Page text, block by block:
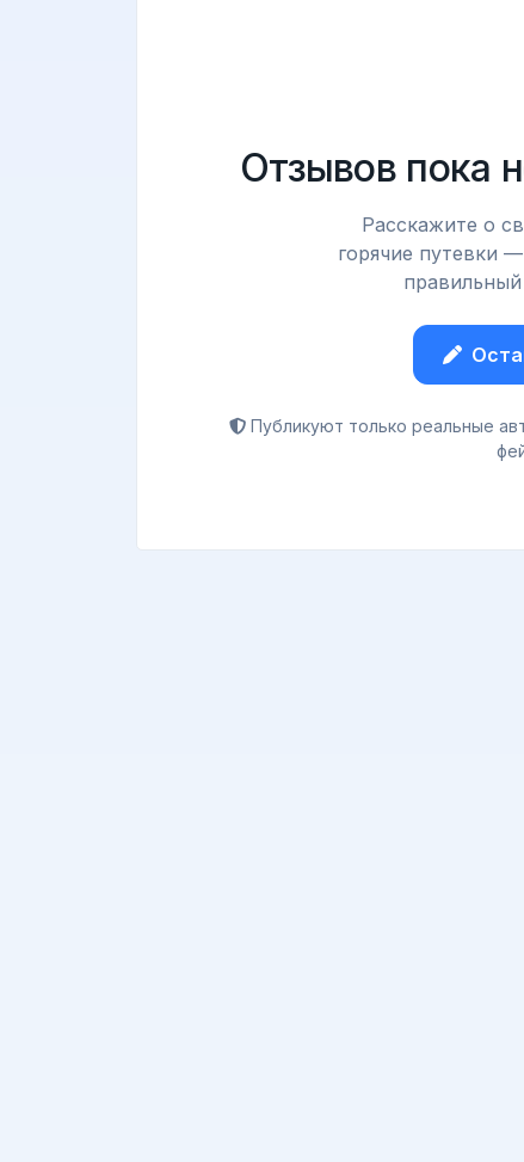
Отзывов пока
Расскажите о
горячие путевки
Публикуют только реальные